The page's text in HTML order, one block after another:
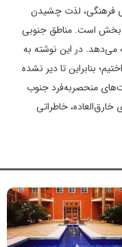
فرهنگی، لذت چشیدن
است. مناطق جنوبی
می‌دهد. در این نوشته به
بنابراین تا دیر نشده
منحصر‌به‌فرد جنوب
خاطراتی